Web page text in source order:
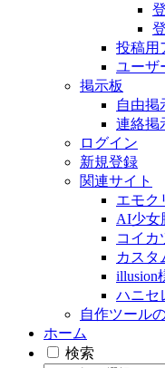
投稿用
ユーザ
掲示板
自由掲
連絡掲
ログイン
新規登録
関連サイト
エモク
AI少女
コイカ
カスタ
illusion
ハニセ
自作ツール
ホーム
検索